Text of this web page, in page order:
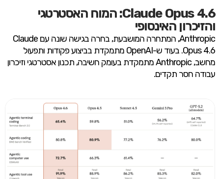
Claude Opus 4.6: המוח האסטרטגי
והזיכרון האינסופי
Anthropic, המתחרה המושבעת, בחרה בגישה שונה עם Claude
Opus 4.6. בעוד ש-OpenAI מתמקדת בביצוע פקודות ותפעול
מחשב, Anthropic מתמקדת בעומק חשיבה, תכנון אסטרטגי וזיכרון
עבודה חסר תקדים.